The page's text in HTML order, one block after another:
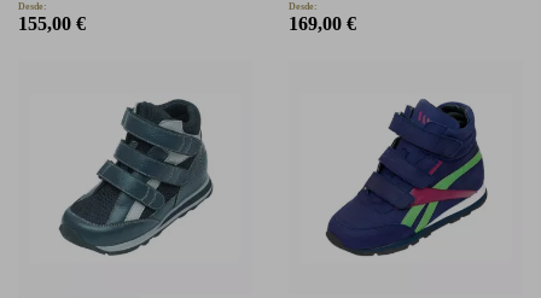
Desde:
155,00 €
Desde:
169,00 €